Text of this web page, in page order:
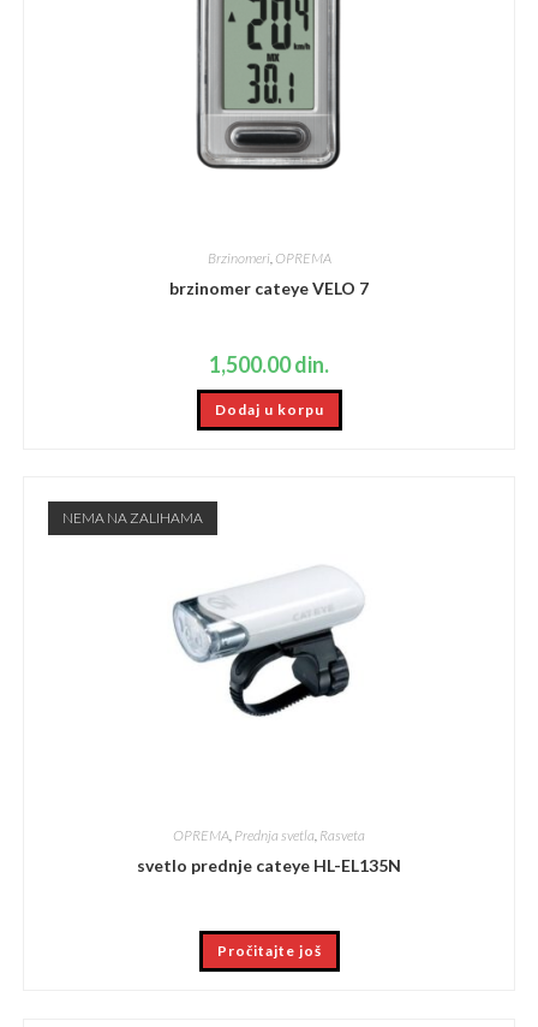
Brzinomeri, OPREMA
brzinomer cateye VELO 7
1,500.00din.
Dodaj u korpu
NEMA NA ZALIHAMA
OPREMA, Prednja svetla, Rasveta
svetlo prednje cateye HL-EL135N
Pročitajte još